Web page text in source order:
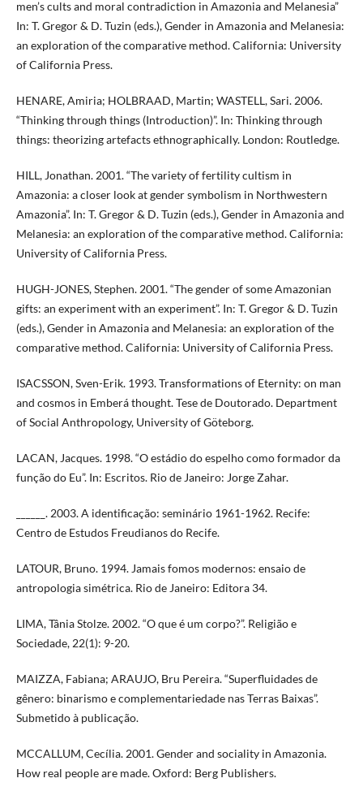
men’s cults and moral contradiction in Amazonia and Melanesia”
In: T. Gregor & D. Tuzin (eds.), Gender in Amazonia and Melanesia:
an exploration of the comparative method. California: University
of California Press.
HENARE, Amiria; HOLBRAAD, Martin; WASTELL, Sari. 2006.
“Thinking through things (Introduction)”. In: Thinking through
things: theorizing artefacts ethnographically. London: Routledge.
HILL, Jonathan. 2001. “The variety of fertility cultism in
Amazonia: a closer look at gender symbolism in Northwestern
Amazonia”. In: T. Gregor & D. Tuzin (eds.), Gender in Amazonia and
Melanesia: an exploration of the comparative method. California:
University of California Press.
HUGH-JONES, Stephen. 2001. “The gender of some Amazonian
gifts: an experiment with an experiment”. In: T. Gregor & D. Tuzin
(eds.), Gender in Amazonia and Melanesia: an exploration of the
comparative method. California: University of California Press.
ISACSSON, Sven-Erik. 1993. Transformations of Eternity: on man
and cosmos in Emberá thought. Tese de Doutorado. Department
of Social Anthropology, University of Göteborg.
LACAN, Jacques. 1998. “O estádio do espelho como formador da
função do Eu”. In: Escritos. Rio de Janeiro: Jorge Zahar.
______. 2003. A identificação: seminário 1961-1962. Recife:
Centro de Estudos Freudianos do Recife.
LATOUR, Bruno. 1994. Jamais fomos modernos: ensaio de
antropologia simétrica. Rio de Janeiro: Editora 34.
LIMA, Tânia Stolze. 2002. “O que é um corpo?”. Religião e
Sociedade, 22(1): 9-20.
MAIZZA, Fabiana; ARAUJO, Bru Pereira. “Superfluidades de
gênero: binarismo e complementariedade nas Terras Baixas”.
Submetido à publicação.
MCCALLUM, Cecília. 2001. Gender and sociality in Amazonia.
How real people are made. Oxford: Berg Publishers.